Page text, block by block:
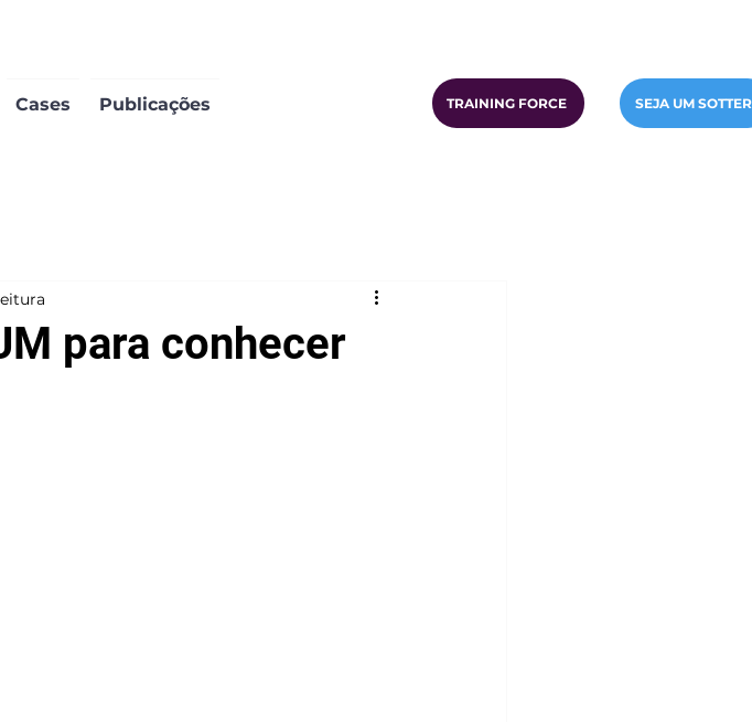
Cases Publicações TRAINING FORCE SEJA UM SOTTER
para conhecer